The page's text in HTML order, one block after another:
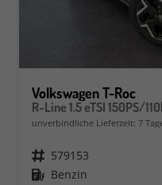
Volkswagen T-Roc
R-Line 1.5 eTSI 150PS/
unverbindliche Lieferzeit: 7
Fahrzeugnr. 579153
Kraftstoff Benzin